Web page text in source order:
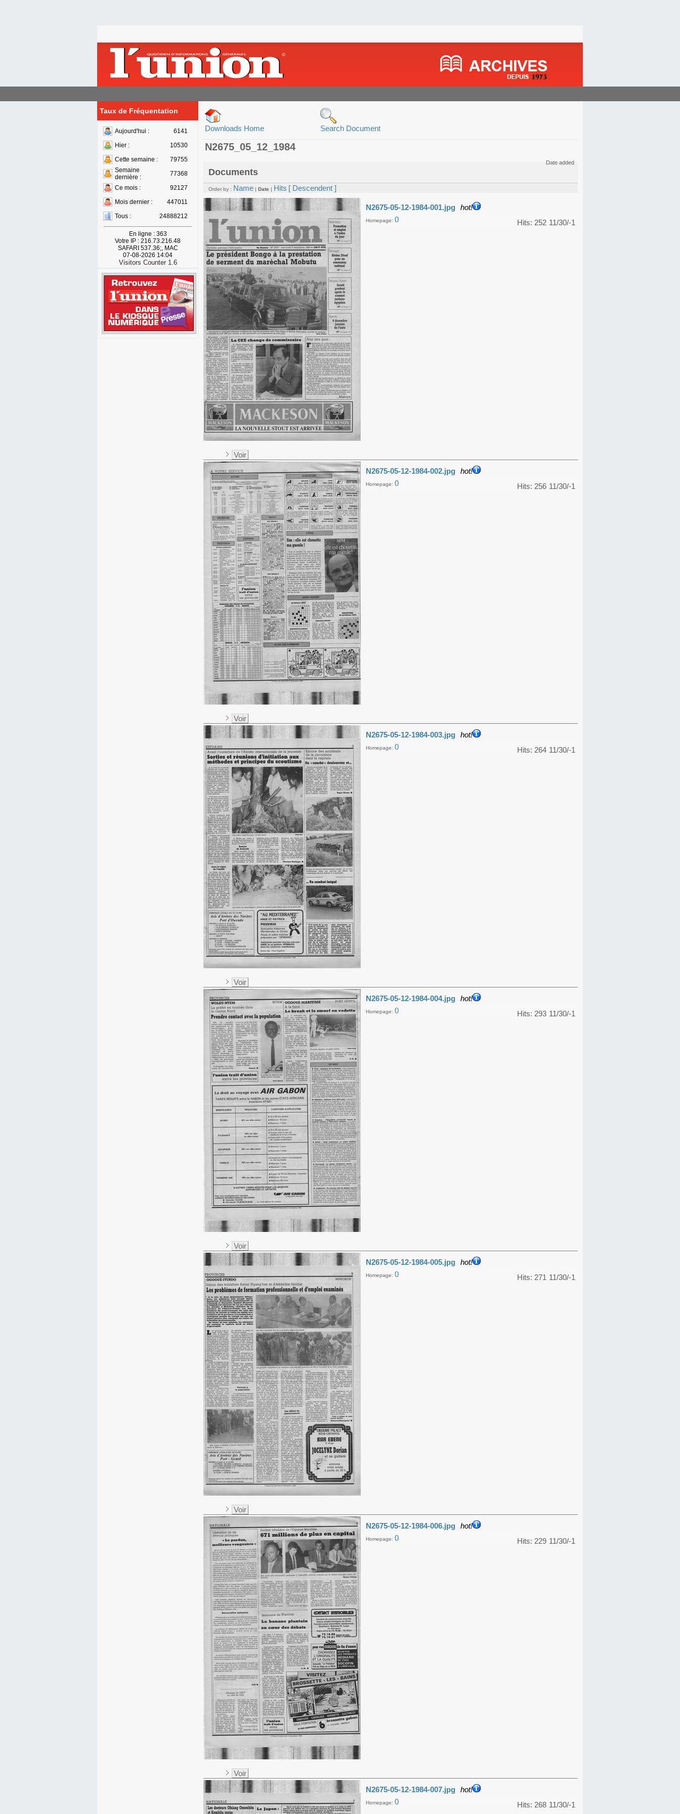
Taux de Fréquentation
Aujourd'hui :
6141
Hier :
10530
Cette semaine :
79755
Semaine
dernière :
77368
Ce mois :
92127
Mois dernier :
447011
Tous :
24888212
En ligne : 363
Votre IP : 216.73.216.48
SAFARI 537.36;, MAC
07-08-2026 14:04
Visitors Counter 1.6
Downloads Home Search Document
N2675_05_12_1984
Documents
Date added
Order by : Name | Date | Hits [ Descendent ]
N2675-05-12-1984-001.jpg hot!
11/30/-1
Hits: 252
Homepage: 0
Voir
N2675-05-12-1984-002.jpg hot!
11/30/-1
Hits: 256
Homepage: 0
Voir
N2675-05-12-1984-003.jpg hot!
11/30/-1
Hits: 264
Homepage: 0
Voir
N2675-05-12-1984-004.jpg hot!
11/30/-1
Hits: 293
Homepage: 0
Voir
N2675-05-12-1984-005.jpg hot!
11/30/-1
Hits: 271
Homepage: 0
Voir
N2675-05-12-1984-006.jpg hot!
11/30/-1
Hits: 229
Homepage: 0
Voir
N2675-05-12-1984-007.jpg hot!
11/30/-1
Hits: 268
Homepage: 0